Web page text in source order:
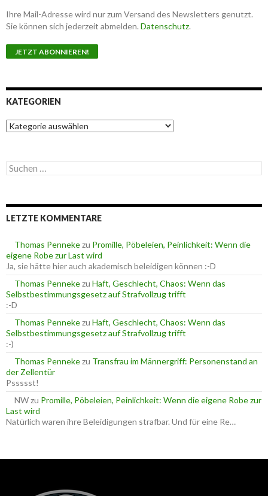
Ihre Mail-Adresse wird nur zum Versand des Newsletters genutzt.
Sie können sich jederzeit abmelden. Datenschutz.
KATEGORIEN
K
a
g
o
n
S
u
e
n
c
h
:
LETZTE KOMMENTARE
Thomas Pennekezu Promille, Pöbeleien, Peinlichkeit: Wenn die
eigene Robe zur Last wird
Ja, sie hätte hier auch akademisch beleidigen können :-D
Thomas Pennekezu Haft, Geschlecht, Chaos: Wenn das
Selbstbestimmungsgesetz auf Strafvollzug trifft
:-D
Thomas Pennekezu Haft, Geschlecht, Chaos: Wenn das
Selbstbestimmungsgesetz auf Strafvollzug trifft
:-)
Thomas Pennekezu Transfrau im Männergriff: Personenstand an
der Zellentür
Pssssst!
NWzu Promille, Pöbeleien, Peinlichkeit: Wenn die eigene Robe zur
Last wird
Natürlich waren ihre Beleidigungen strafbar. Und für eine Re…